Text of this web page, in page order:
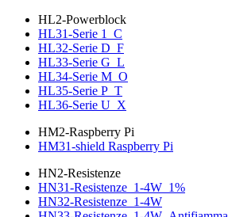
HL2-Powerblock
HL31-Serie 1_C
HL32-Serie D_F
HL33-Serie G_L
HL34-Serie M_O
HL35-Serie P_T
HL36-Serie U_X
HM2-Raspberry Pi
HM31-shield Raspberry Pi
HN2-Resistenze
HN31-Resistenze_1-4W_1%
HN32-Resistenze_1-4W